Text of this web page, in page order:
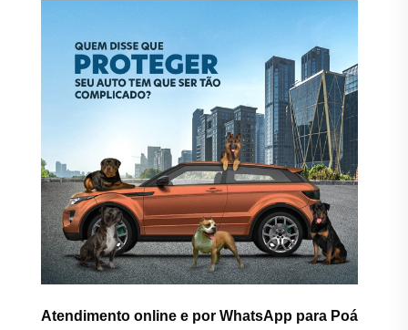
Atendimento online e por WhatsApp para Poá